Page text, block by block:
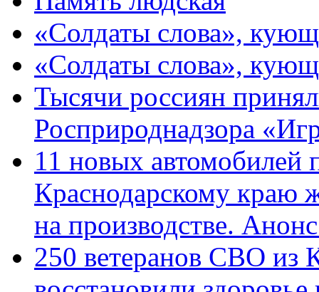
«Солдаты слова»,
«Солдаты слова»,
Тысячи россиян
Росприроднадзора
11 новых автомобилей
Краснодарскому краю
на производстве.
250 ветеранов СВО из